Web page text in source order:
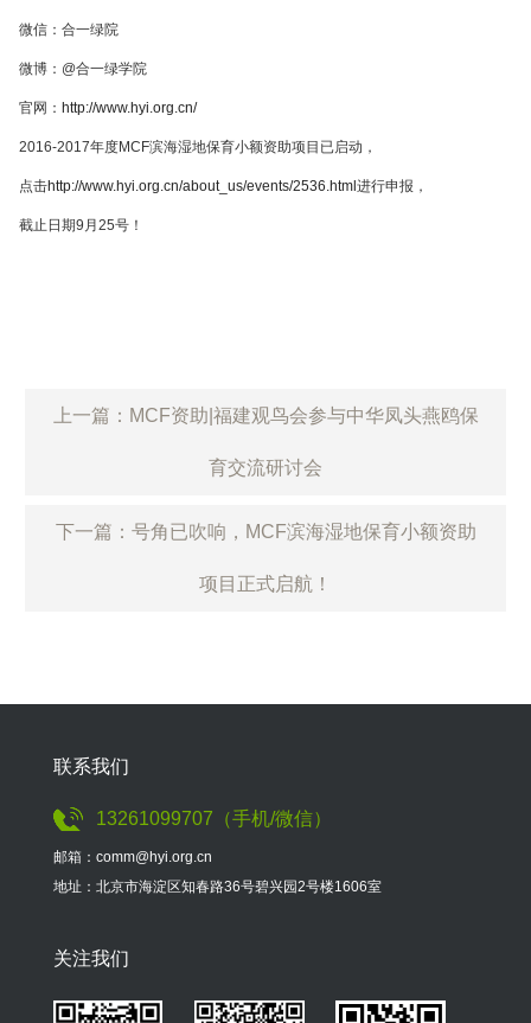
微信：合一绿院
微博：@合一绿学院
官网： http://www.hyi.org.cn/
2016-2017年度MCF滨海湿地保育小额资助项目已启动，
点击http://www.hyi.org.cn/about_us/events/2536.html进行申报，
截止日期9月25号！
上一篇：MCF资助|福建观鸟会参与中华凤头燕鸥保
育交流研讨会
下一篇：号角已吹响，MCF滨海湿地保育小额资助
项目正式启航！
联系我们
13261099707（手机/微信）
邮箱：comm@hyi.org.cn
地址：北京市海淀区知春路36号碧兴园2号楼1606室
关注我们